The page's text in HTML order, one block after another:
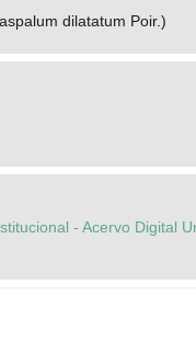
dilatatum Poir.)
- Acervo Digital